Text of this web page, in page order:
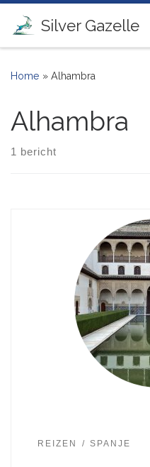
Ga naar inhoud
Silver Gazelle
Home » Alhambra
Alhambra
1 bericht
REIZEN SPANJE